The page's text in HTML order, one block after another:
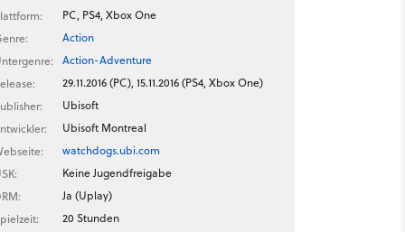
PC, PS4, Xbox One
Action
Action-Adventure
29.11.2016 (PC), 15.11.2016 (PS4, Xbox One)
Ubisoft
Ubisoft Montreal
watchdogs.ubi.com
Keine Jugendfreigabe
Ja (Uplay)
20 Stunden